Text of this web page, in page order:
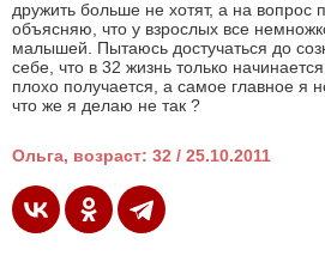
дружить больше не хотят, а на вопрос
объясняю, что у взрослых все
малышей. Пытаюсь достучаться до
себе, что в 32 жизнь только
плохо получается, а самое главное я
что же я делаю не так ?
Ольга, возраст: 32 / 25.10.2011